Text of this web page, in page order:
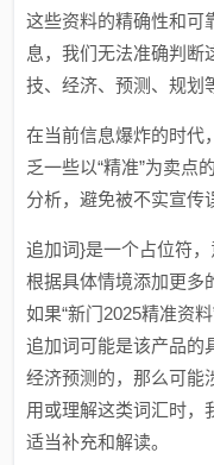
这些资料的精确性和可
息，我们无法准确判断
技、经济、预测、规划
在当前信息爆炸的时代
乏一些以“精准”为卖点
分析，避免被不实宣传
追加词}是一个占位符
根据具体情境添加更多
如果“新门2025精准资
追加词可能是该产品的
经济预测的，那么可能
用或理解这类词汇时，
适当补充和解读。